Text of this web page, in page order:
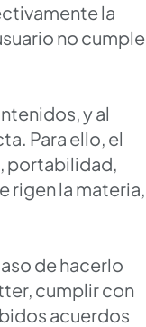
la
no cumple
y al
Para ello, el
portabilidad,
rigen la materia,
de hacerlo
cumplir con
acuerdos